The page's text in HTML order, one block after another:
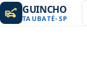
GUINCHO
TAUBATÉ-SP